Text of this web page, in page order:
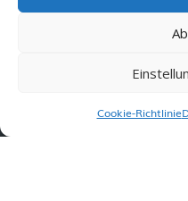
Cookie-Richtlinie
© 2026 MentorMe.